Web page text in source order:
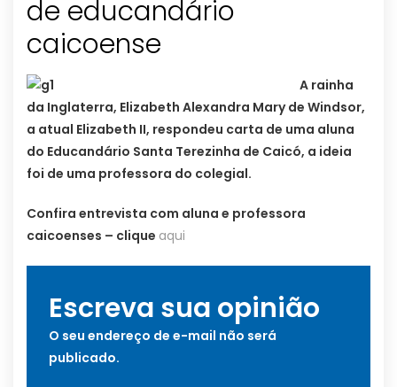
de educandário
caicoense
A rainha
da Inglaterra, Elizabeth Alexandra Mary de Windsor,
a atual Elizabeth II, respondeu carta de uma aluna
do Educandário Santa Terezinha de Caicó, a ideia
foi de uma professora do colegial.
Confira entrevista com aluna e professora
caicoenses – clique aqui
Escreva sua opinião
O seu endereço de e-mail não será
publicado.